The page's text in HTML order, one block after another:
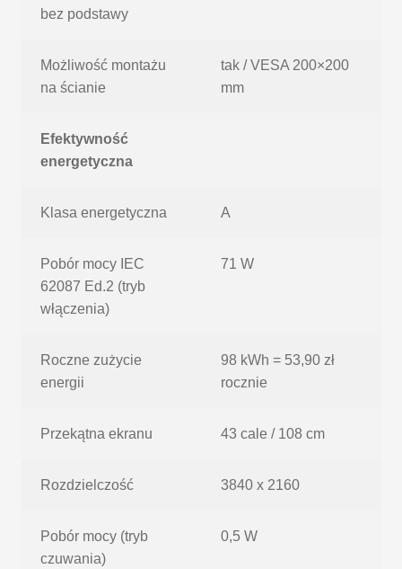
bez podstawy
Możliwość montażu
na ścianie
tak / VESA 200×200
mm
Efektywność
energetyczna
Klasa energetyczna A
Pobór mocy IEC
62087 Ed.2 (tryb
włączenia)
71 W
Roczne zużycie
energii
98 kWh = 53,90 zł
rocznie
Przekątna ekranu 43 cale / 108 cm
Rozdzielczość 3840 x 2160
Pobór mocy (tryb
czuwania)
0,5 W